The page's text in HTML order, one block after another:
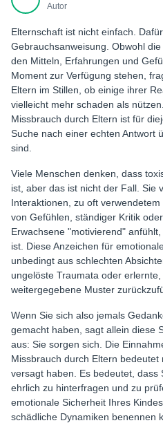
Autor
Elternschaft ist nicht einfach.
Gebrauchsanweisung. Obwohl
den Mitteln, Erfahrungen und
Moment zur Verfügung stehen,
Eltern im Stillen, ob einige ihrer
vielleicht mehr schaden als
Missbrauch durch Eltern ist für
Suche nach einer echten Antwort
sind.
Viele Menschen denken, dass
ist, aber das ist nicht der Fall. Sie
Interaktionen, zu oft
von Gefühlen, ständiger Kritik
Erwachsene "motivierend"
ist. Diese Anzeichen für
unbedingt aus schlechten
ungelöste Traumata oder
weitergegebene Muster
Wenn Sie sich also jemals
gemacht haben, sagt allein diese
aus: Sie sorgen sich. Die
Missbrauch durch Eltern bedeutet
versagt haben. Es bedeutet, dass
ehrlich zu hinterfragen und zu
emotionale Sicherheit Ihres
schädliche Dynamiken benennen